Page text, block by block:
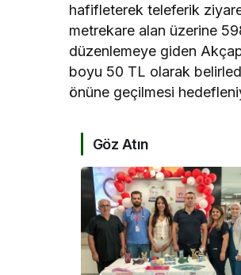
hafifleterek teleferik
metrekare alan üzerine
düzenlemeye giden
boyu 50 TL olarak
önüne geçilmesi
Göz Atın